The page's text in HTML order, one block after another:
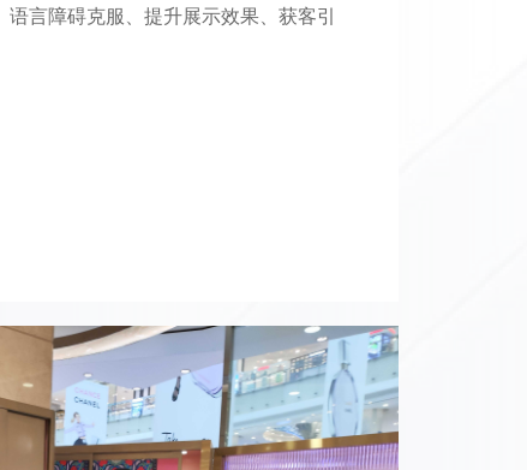
言障碍克服、提升展示效果、获客引